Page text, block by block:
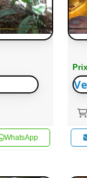
WhatsApp